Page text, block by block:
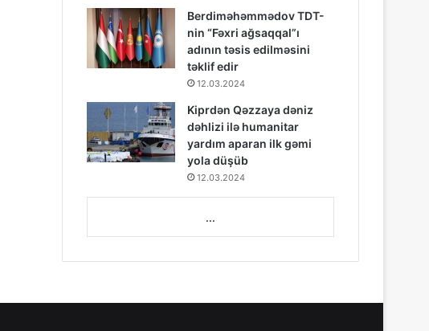
Berdiməhəmmədov TDT-
nin “Fəxri ağsaqqal”ı
adının təsis edilməsini
təklif edir
12.03.2024
Kiprdən Qəzzaya dəniz
dəhlizi ilə humanitar
yardım aparan ilk gəmi
yola düşüb
12.03.2024
...